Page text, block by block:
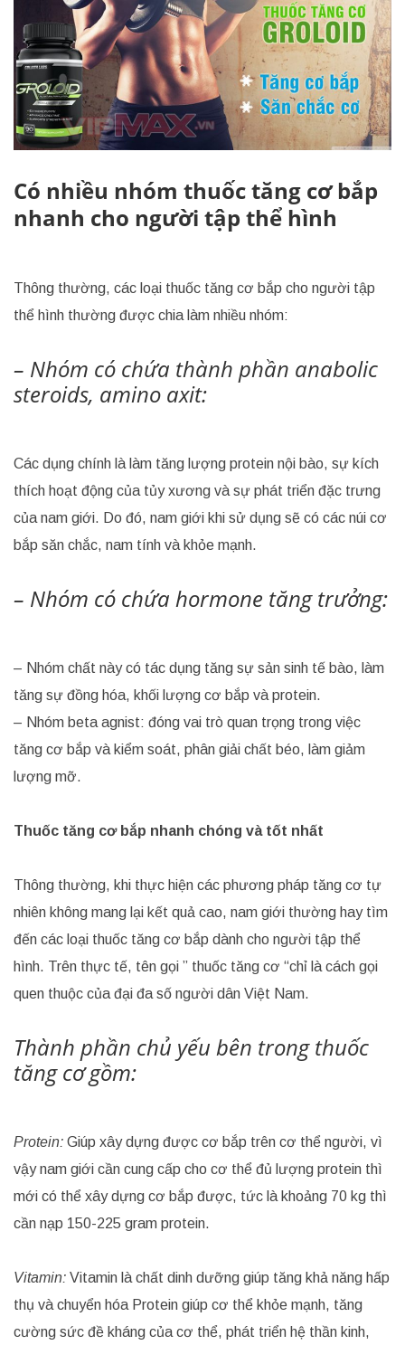
Có nhiều nhóm thuốc tăng cơ bắp
nhanh cho người tập thể hình
Thông thường, các loại thuốc tăng cơ bắp cho người tập
thể hình thường được chia làm nhiều nhóm:
– Nhóm có chứa thành phần anabolic
steroids, amino axit:
Các dụng chính là làm tăng lượng protein nội bào, sự kích
thích hoạt động của tủy xương và sự phát triển đặc trưng
của nam giới. Do đó, nam giới khi sử dụng sẽ có các núi cơ
bắp săn chắc, nam tính và khỏe mạnh.
– Nhóm có chứa hormone tăng trưởng:
– Nhóm chất này có tác dụng tăng sự sản sinh tế bào, làm
tăng sự đồng hóa, khối lượng cơ bắp và protein.
– Nhóm beta agnist: đóng vai trò quan trọng trong việc
tăng cơ bắp và kiểm soát, phân giải chất béo, làm giảm
lượng mỡ.
Thuốc tăng cơ bắp nhanh chóng và tốt nhất
Thông thường, khi thực hiện các phương pháp tăng cơ tự
nhiên không mang lại kết quả cao, nam giới thường hay tìm
đến các loại thuốc tăng cơ bắp dành cho người tập thể
hình. Trên thực tế, tên gọi ” thuốc tăng cơ “chỉ là cách gọi
quen thuộc của đại đa số người dân Việt Nam.
Thành phần chủ yếu bên trong thuốc
tăng cơ gồm:
Protein: Giúp xây dựng được cơ bắp trên cơ thể người, vì
vậy nam giới cần cung cấp cho cơ thể đủ lượng protein thì
mới có thể xây dựng cơ bắp được, tức là khoảng 70 kg thì
cần nạp 150-225 gram protein.
Vitamin: Vitamin là chất dinh dưỡng giúp tăng khả năng hấp
thụ và chuyển hóa Protein giúp cơ thể khỏe mạnh, tăng
cường sức đề kháng của cơ thể, phát triển hệ thần kinh,